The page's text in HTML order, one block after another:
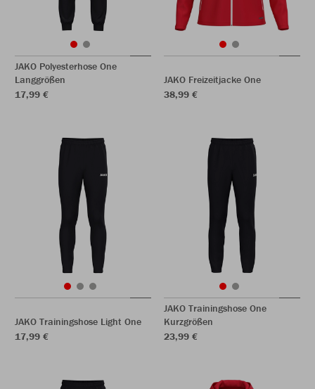
JAKO Polyesterhose One
Langgrößen
17,99 €
JAKO Freizeitjacke One
38,99 €
JAKO Trainingshose Light One
17,99 €
JAKO Trainingshose One
Kurzgrößen
23,99 €